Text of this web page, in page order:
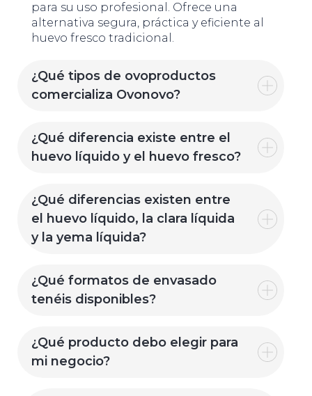
para su uso profesional. Ofrece una
alternativa segura, práctica y eficiente al
huevo fresco tradicional.
¿Qué tipos de ovoproductos
comercializa Ovonovo?
¿Qué diferencia existe entre el
huevo líquido y el huevo fresco?
¿Qué diferencias existen entre
el huevo líquido, la clara líquida
y la yema líquida?
¿Qué formatos de envasado
tenéis disponibles?
¿Qué producto debo elegir para
mi negocio?